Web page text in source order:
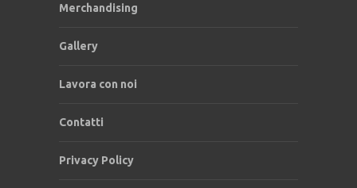
Merchandising
Gallery
Lavora con noi
Contatti
Privacy Policy